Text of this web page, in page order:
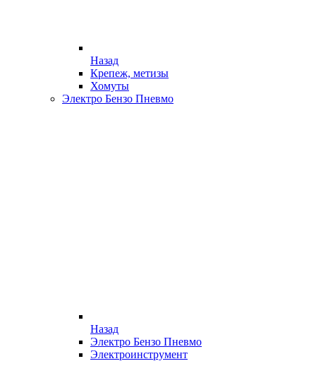
Назад
Крепеж, метизы
Хомуты
Электро Бензо Пневмо
Назад
Электро Бензо Пневмо
Электроинструмент